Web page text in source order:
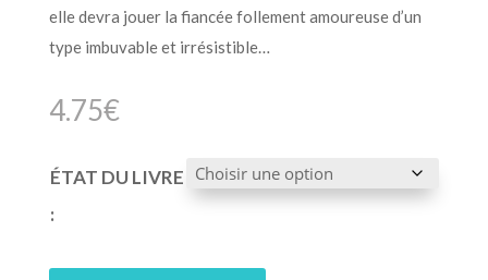
elle devra jouer la fiancée follement amoureuse d’un
type imbuvable et irrésistible…
4.75€
ÉTAT DU LIVRE
: